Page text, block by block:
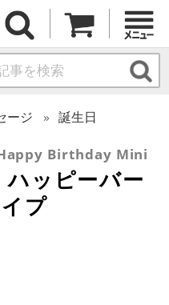
ージ 誕生日
Birthday Mini
ッピーバー
プ